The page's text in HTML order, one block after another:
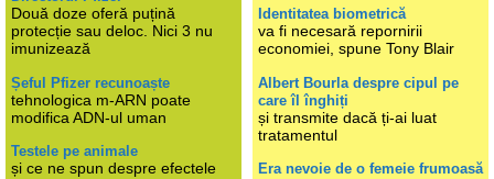
Două doze oferă puțină
protecție sau deloc. Nici 3 nu
imunizează
Șeful Pfizer recunoaște
tehnologica m-ARN poate
modifica ADN-ul uman
Testele pe animale
și ce ne spun despre efectele
Identitatea biometrică
va fi necesară repornirii
economiei, spune Tony Blair
Albert Bourla despre cipul pe
care îl înghiți
și transmite dacă ți-ai luat
tratamentul
Era nevoie de o femeie frumoasă